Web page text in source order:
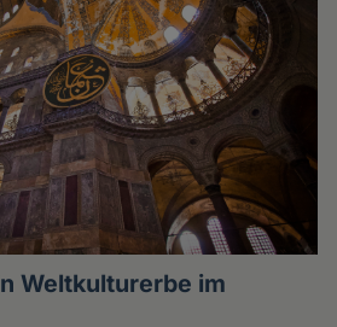
Weltkulturerbe im